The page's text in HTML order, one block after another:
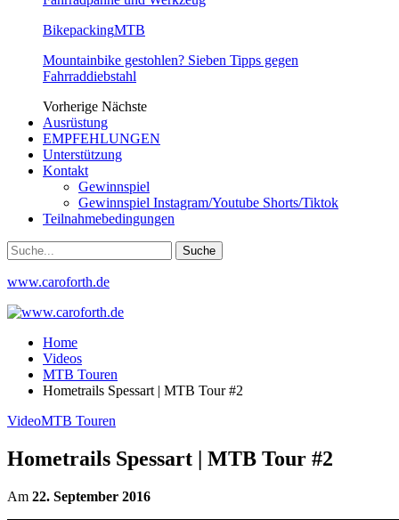
BikepackingMTB
Mountainbike gestohlen? Sieben Tipps gegen
Fahrraddiebstahl
Vorherige Nächste
Ausrüstung
EMPFEHLUNGEN
Unterstützung
Kontakt
Gewinnspiel
Gewinnspiel Instagram/Youtube Shorts/Tiktok
Teilnahmebedingungen
www.caroforth.de
Home
Videos
MTB Touren
Hometrails Spessart | MTB Tour #2
VideoMTB Touren
Hometrails Spessart | MTB Tour #2
Am 22. September 2016